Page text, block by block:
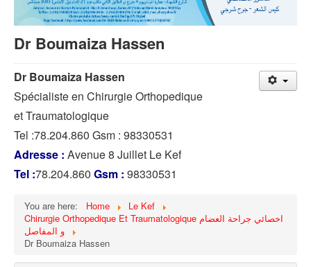
Dr Boumaiza Hassen
Dr Boumaiza Hassen
Spécialiste en Chirurgie Orthopedique
et Traumatologique
Tel :78.204.860 Gsm : 98330531
Adresse : Avenue 8 Juillet Le Kef
Tel :78.204.860 Gsm : 98330531
You are here: Home
Le Kef
Chirurgie Orthopedique Et Traumatologique اخصائي جراحة العضام
و المفاصل
Dr Boumaiza Hassen